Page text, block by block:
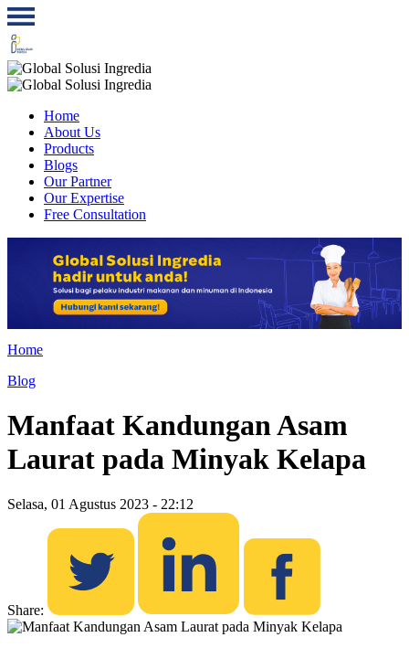
Home
About Us
Products
Blogs
Our Partner
Our Expertise
Free Consultation
Home
Blog
Manfaat Kandungan Asam
Laurat pada Minyak Kelapa
Selasa, 01 Agustus 2023 - 22:12
Share: